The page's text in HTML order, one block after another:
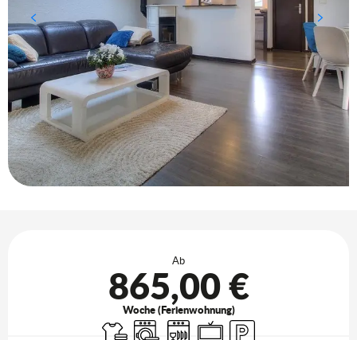
Ab
865,00 €
Woche (Ferienwohnung)
Bettwäsche und Laken
Waschmaschine
Geschirrspülmaschine
Fernsehen
Parkplatz